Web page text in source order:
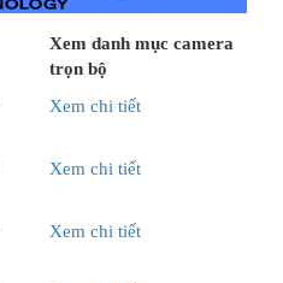
Xem danh mục camera
trọn bộ
Xem chi tiết
Xem chi tiết
Xem chi tiết